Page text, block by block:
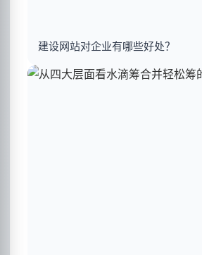
建设网站对企业有哪些好处？